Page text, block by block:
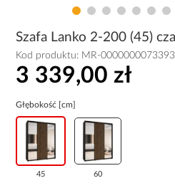
Szafa Lanko 2-200 (45)
Kod produktu: MR-
3 339,00 zł
Głębokość [cm]
45 60